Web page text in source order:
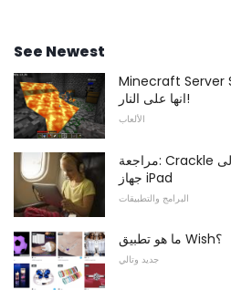
See Newest
Minecraft Server
انها على النار!
الألعاب
مراجعة: Crackle يجلب أفلامًا مجانية وتلفزيونًا إلى
جهاز iPad
البرامج والتطبيقات
ما هو تطبيق Wish؟
جديد وتالي